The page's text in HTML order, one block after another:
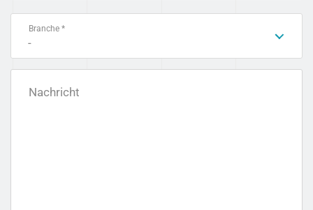
Branche *
-
Nachricht